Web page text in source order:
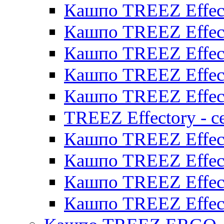
Кашпо TREEZ
Кашпо TREEZ
Кашпо TREEZ
Кашпо TREEZ
Кашпо TREEZ
TREEZ Effectory -
Кашпо TREEZ
Кашпо TREEZ
Кашпо TREEZ
Кашпо TREEZ